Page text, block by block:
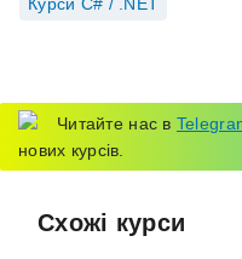
Читайте нас в
нових курсів.
Схожі курси